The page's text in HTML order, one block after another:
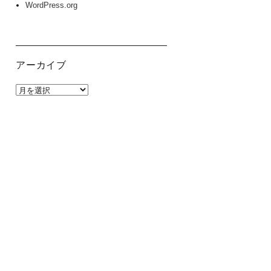
WordPress.org
アーカイブ
ア